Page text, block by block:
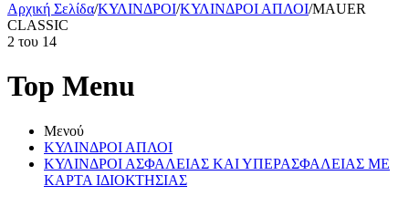
Αρχική Σελίδα/ΚΥΛΙΝΔΡΟΙ/ΚΥΛΙΝΔΡΟΙ ΑΠΛΟΙ/MAUER
CLASSIC
2 του 14
Top Menu
Μενού
ΚΥΛΙΝΔΡΟΙ ΑΠΛΟΙ
ΚΥΛΙΝΔΡΟΙ ΑΣΦΑΛΕΙΑΣ KAI YΠΕΡΑΣΦΑΛΕΙΑΣ ΜΕ
ΚΑΡΤΑ ΙΔΙΟΚΤΗΣΙΑΣ